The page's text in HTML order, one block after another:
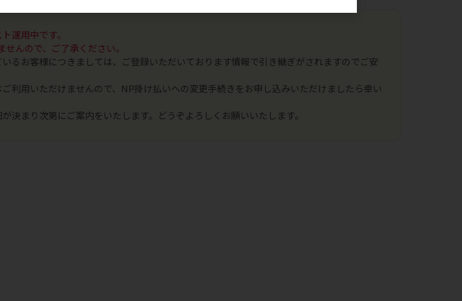
運用中です。
んので、ご了承ください。
るお客様につきましては、ご登録いただいております情報で引き継ぎがされますのでご安
利用いただけませんので、NP掛け払いへの変更手続きをお申し込みいただけましたら幸い
決まり次第にご案内をいたします。どうぞよろしくお願いいたします。